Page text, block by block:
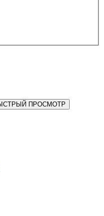
ПРОСМОТР